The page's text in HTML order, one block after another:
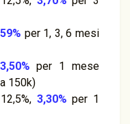
per 1, 3, 6 mesi
3,50% per 1 mese
150k)
3,30% per 1